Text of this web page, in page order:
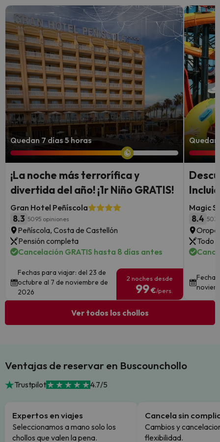
Quedan 7 días 5 horas
¡La noche más terrorífica y
divertida del año! ¡1r Niño GRATIS!
Gran Hotel Peñíscola
8.3 5095 opiniones
Peñíscola, Costa de Castellón
Pensión completa
Cancelación GRATIS hasta 8 días antes
Fechas para viajar: del 23 de
octubre al 7 de noviembre de
2026
2 noches desde
99€/pers.
Quedan
Magic
8.4 503
Todo
Ver todos los chollos
Ventajas de reservar en Buscounchollo
Trustpilot 4.7/5
Expertos en viajes
Seleccionamos a mano solo los
chollos que valen la pena.
Cancela sin
Cambios y
flexibilidad.